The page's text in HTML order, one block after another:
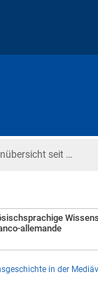
seit …
allemande
in der